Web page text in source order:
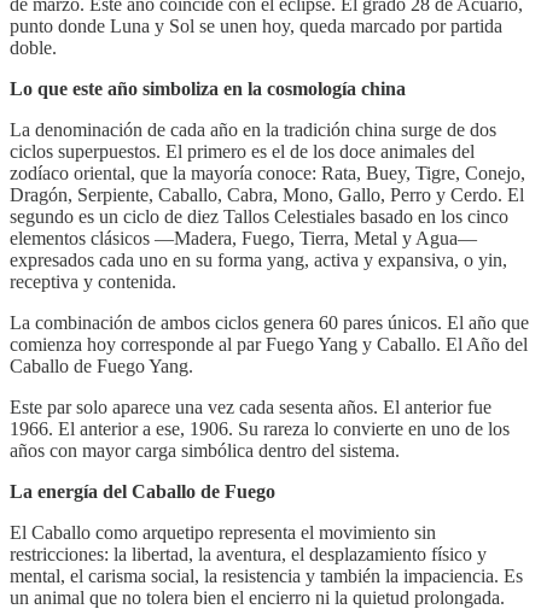
punto donde Luna y Sol se unen hoy, queda marcado por partida
doble.
Lo que este año simboliza en la cosmología china
La denominación de cada año en la tradición china surge de dos
ciclos superpuestos. El primero es el de los doce animales del
zodíaco oriental, que la mayoría conoce: Rata, Buey, Tigre, Conejo,
Dragón, Serpiente, Caballo, Cabra, Mono, Gallo, Perro y Cerdo. El
segundo es un ciclo de diez Tallos Celestiales basado en los cinco
elementos clásicos —Madera, Fuego, Tierra, Metal y Agua—
expresados cada uno en su forma yang, activa y expansiva, o yin,
receptiva y contenida.
La combinación de ambos ciclos genera 60 pares únicos. El año que
comienza hoy corresponde al par Fuego Yang y Caballo. El Año del
Caballo de Fuego Yang.
Este par solo aparece una vez cada sesenta años. El anterior fue
1966. El anterior a ese, 1906. Su rareza lo convierte en uno de los
años con mayor carga simbólica dentro del sistema.
La energía del Caballo de Fuego
El Caballo como arquetipo representa el movimiento sin
restricciones: la libertad, la aventura, el desplazamiento físico y
mental, el carisma social, la resistencia y también la impaciencia. Es
un animal que no tolera bien el encierro ni la quietud prolongada.